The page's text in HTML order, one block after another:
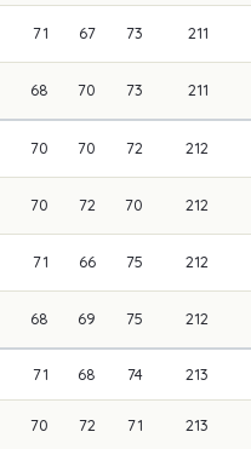
71 67 73 211
68 70 73 211
70 70 72 212
70 72 70 212
71 66 75 212
68 69 75 212
71 68 74 213
70 72 71 213